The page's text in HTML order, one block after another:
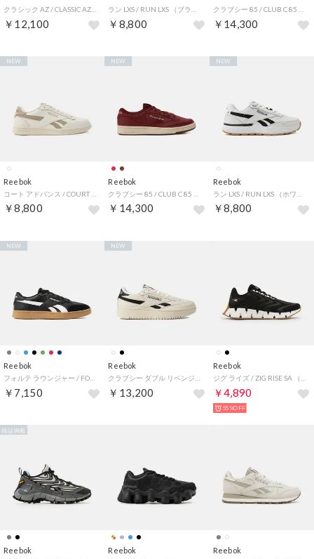
￥12,100 ￥8,800 ￥14,300
Reebok
￥8,800
NEW
Reebok
￥14,300
NEW
Reebok
￥8,800
NEW
Reebok
￥7,150
NEW
Reebok
￥13,200
NEW
Reebok
￥4,890
55%OFF
Reebok
雑誌掲載
Reebok Reebok